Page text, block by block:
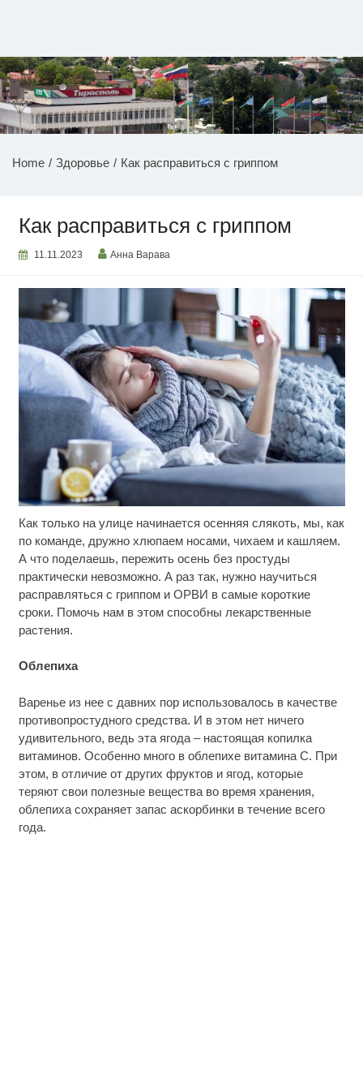
НОВОСТИ ПРИДНЕСТРОВЬЯ
Home Здоровье Как расправиться с гриппом
Как расправиться с гриппом
11.11.2023 Анна Варава
Как только на улице начинается осенняя слякоть, мы, как
по команде, дружно хлюпаем носами, чихаем и кашляем.
А что поделаешь, пережить осень без простуды
практически невозможно. А раз так, нужно научиться
расправляться с гриппом и ОРВИ в самые короткие
сроки. Помочь нам в этом способны лекарственные
растения.
Облепиха
Варенье из нее с давних пор использовалось в качестве
противопростудного средства. И в этом нет ничего
удивительного, ведь эта ягода – настоящая копилка
витаминов. Особенно много в облепихе витамина С. При
этом, в отличие от других фруктов и ягод, которые
теряют свои полезные вещества во время хранения,
облепиха сохраняет запас аскорбинки в течение всего
года.
i
Этот танец невесты оставит вас без слов!
Почему ледовые шоу Плющенко не будут
финансировать
Депутаты — против репетиторов. Минобр —